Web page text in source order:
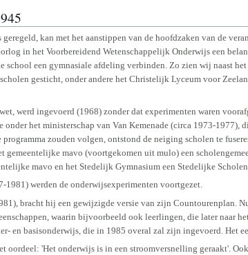
kan met het aanstippen van de hoofdzaken van de
in het Voorbereidend Wetenschappelijk Onderwijs een
school een gymnasiale afdeling verbinden. Zo zien wij naast
gesticht, onder andere het Christelijk Lyceum voor
werd ingevoerd (1968) zonder dat experimenten waren
het ministerschap van Van Kemenade (circa 1973-
zouden volgen, ontstond de neiging scholen te
gemeentelijke mavo (voortgekomen uit mulo) een
mavo en het Stedelijk Gymnasium een Stedelijke
1981) werden de onderwijsexperimenten voortgezet.
bracht hij een gewijzigde versie van zijn Countourenplan.
waarin bijvoorbeeld ook leerlingen, die later naar
en basisonderwijs, die in 1985 overal zal zijn ingevoerd. Het
oordeel: 'Het onderwijs is in een stroomversnelling geraakt'.